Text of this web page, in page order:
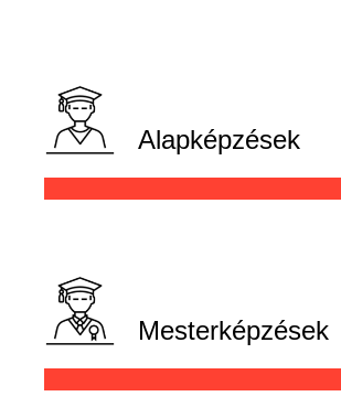
Alapképzések
Mesterképzések